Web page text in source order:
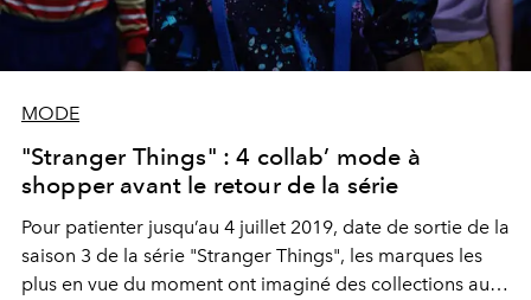
MODE
"Stranger Things" : 4 collab’ mode à
shopper avant le retour de la série
Pour patienter jusqu’au 4 juillet 2019, date de sortie de la
saison 3 de la série "Stranger Things", les marques les
plus en vue du moment ont imaginé des collections aux